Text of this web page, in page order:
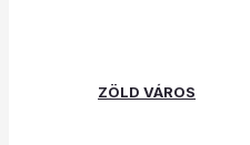
ZÖLD VÁROS